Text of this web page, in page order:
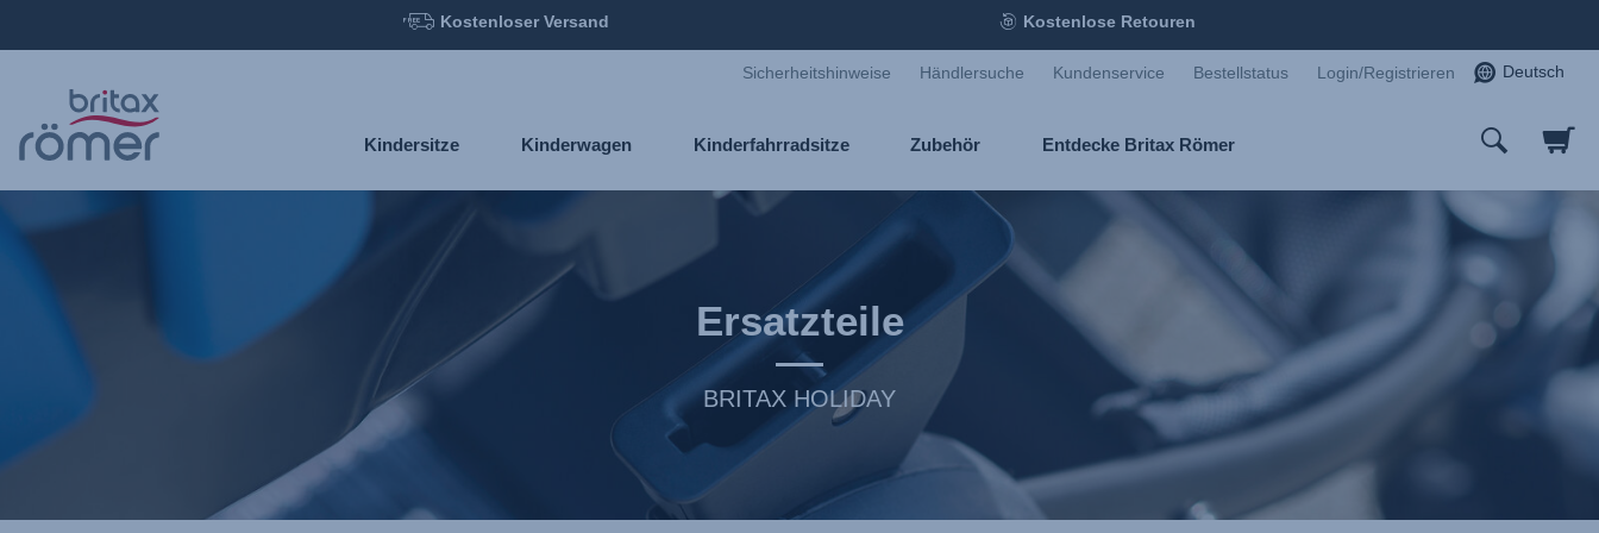
Hauptinhalt
springen
Kostenloser Versand Kostenlose Retouren
Sicherheitshinweise Händlersuche Kundenservice Bestellstatus Login/Registrieren Deutsch
Kindersitze Kinderwagen Kinderfahrradsitze Zubehör Entdecke Britax Römer
Ersatzteile
BRITAX HOLIDAY